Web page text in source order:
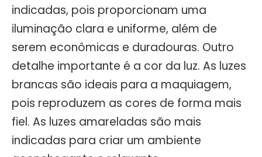
indicadas, pois proporcionam uma
iluminação clara e uniforme, além de
serem econômicas e duradouras. Outro
detalhe importante é a cor da luz. As luzes
brancas são ideais para a maquiagem,
pois reproduzem as cores de forma mais
fiel. As luzes amareladas são mais
indicadas para criar um ambiente